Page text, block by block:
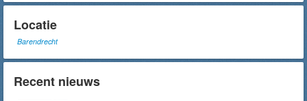
Locatie
Barendrecht
Recent nieuws